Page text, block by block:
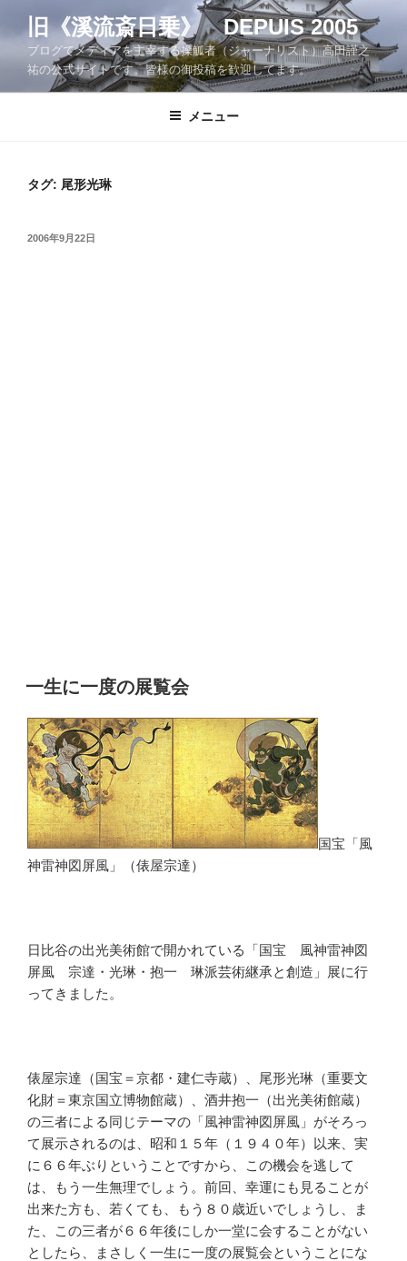
ツ
旧《溪流斎日乗》 DEPUIS 2005
ブログでメディアを主宰する操觚者（ジャーナリスト）高田謹之
祐の公式サイトです。皆様の御投稿を歓迎してます。
メニュー
タグ: 尾形光琳
投
2006年9月22日
一生に一度の展覧会
国宝「風
神雷神図屏風」（俵屋宗達）
日比谷の出光美術館で開かれている「国宝 風神雷神図
屏風 宗達・光琳・抱一 琳派芸術継承と創造」展に行
ってきました。
俵屋宗達（国宝＝京都・建仁寺蔵）、尾形光琳（重要文
化財＝東京国立博物館蔵）、酒井抱一（出光美術館蔵）
の三者による同じテーマの「風神雷神図屏風」がそろっ
て展示されるのは、昭和１５年（１９４０年）以来、実
に６６年ぶりということですから、この機会を逃して
は、もう一生無理でしょう。前回、幸運にも見ることが
出来た方も、若くても、もう８０歳近いでしょうし、ま
た、この三者が６６年後にしか一堂に会することがない
としたら、まさしく一生に一度の展覧会ということにな